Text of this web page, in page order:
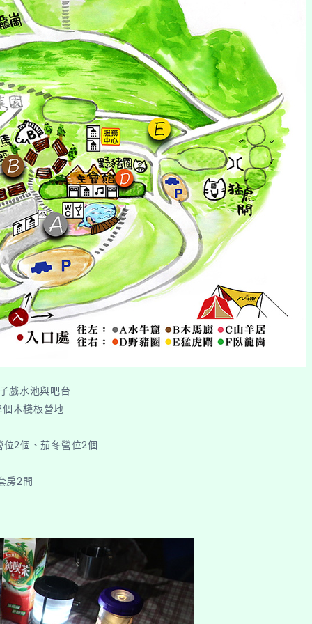
戲水池與吧台
木棧板營地
2個、茄冬營位2個
房2間